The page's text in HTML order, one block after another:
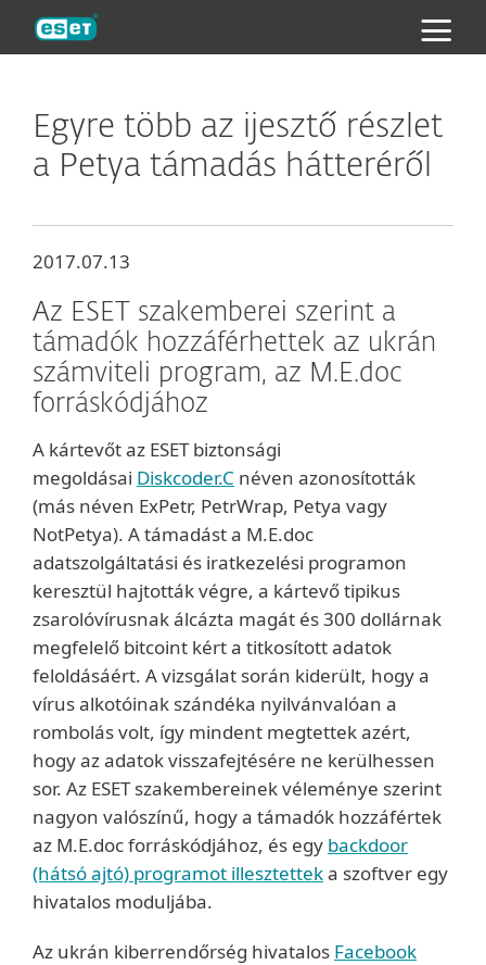
Egyre több az ijesztő részlet
a Petya támadás hátteréről
2017.07.13
Az ESET szakemberei szerint a
támadók hozzáférhettek az ukrán
számviteli program, az M.E.doc
forráskódjához
A kártevőt az ESET biztonsági
megoldásai Diskcoder.C néven azonosították
(más néven ExPetr, PetrWrap, Petya vagy
NotPetya). A támadást a M.E.doc
adatszolgáltatási és iratkezelési programon
keresztül hajtották végre, a kártevő tipikus
zsarolóvírusnak álcázta magát és 300 dollárnak
megfelelő bitcoint kért a titkosított adatok
feloldásáért. A vizsgálat során kiderült, hogy a
vírus alkotóinak szándéka nyilvánvalóan a
rombolás volt, így mindent megtettek azért,
hogy az adatok visszafejtésére ne kerülhessen
sor. Az ESET szakembereinek véleménye szerint
nagyon valószínű, hogy a támadók hozzáfértek
az M.E.doc forráskódjához, és egy backdoor
(hátsó ajtó) programot illesztetteka szoftver egy
hivatalos moduljába.
Az ukrán kiberrendőrség hivatalos Facebook
ESET